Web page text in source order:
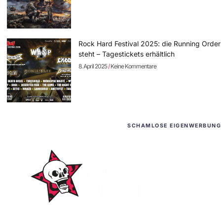
Rock Hard Festival 2025: die Running Order
steht – Tagestickets erhältlich
8. April 2025 Keine Kommentare
SCHAMLOSE EIGENWERBUNG